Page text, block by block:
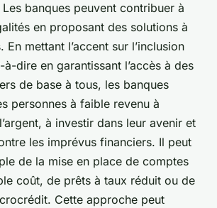
banques peuvent contribuer à
en proposant des solutions à
mettant l’accent sur l’inclusion
à-dire en garantissant l’accès à des
de base à tous, les banques
personnes à faible revenu à
à investir dans leur avenir et
les imprévus financiers. Il peut
de la mise en place de comptes
coût, de prêts à taux réduit ou de
Cette approche peut